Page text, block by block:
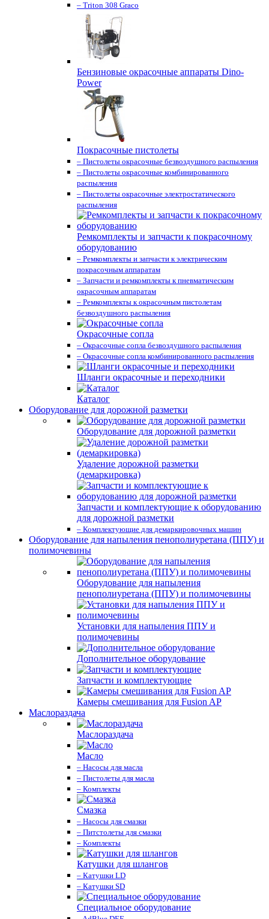
– Triton 308 Graco
Бензиновые окрасочные аппараты Dino-
Power
Покрасочные пистолеты
– Пистолеты окрасочные безвоздушного распыления
– Пистолеты окрасочные комбинированного
распыления
– Пистолеты окрасочные электростатического
распыления
Ремкомплекты и запчасти к покрасочному
оборудованию
– Ремкомплекты и запчасти к электрическим
покрасочным аппаратам
– Запчасти и ремкомплекты к пневматическим
окрасочным аппаратам
– Ремкомплекты к окрасочным пистолетам
безвоздушного распыления
Окрасочные сопла
– Окрасочные сопла безвоздушного распыления
– Окрасочные сопла комбинированного распыления
Шланги окрасочные и переходники
Каталог
Оборудование для дорожной разметки
Оборудование для дорожной разметки
Удаление дорожной разметки
(демаркировка)
Запчасти и комплектующие к оборудованию
для дорожной разметки
– Комплектующие для демаркировочных машин
Оборудование для напыления пенополиуретана (ППУ) и
полимочевины
Оборудование для напыления
пенополиуретана (ППУ) и полимочевины
Установки для напыления ППУ и
полимочевины
Дополнительное оборудование
Запчасти и комплектующие
Камеры смешивания для Fusion AP
Маслораздача
Маслораздача
Масло
– Насосы для масла
– Пистолеты для масла
– Комплекты
Смазка
– Насосы для смазки
– Питстолеты для смазки
– Комплекты
Катушки для шлангов
– Катушки LD
– Катушки SD
Специальное оборудование